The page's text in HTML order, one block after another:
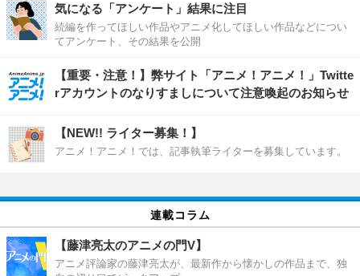
気になる「アンケート」結果に注目
続編を作ってほしい作品やアニメ化してほしい作品などについ
てアンケート、その結果を公開
【重要・注意！】弊サイト「アニメ！アニメ！」Twitte
rアカウントのなりすましについて注意喚起のお知らせ
【NEW!! ライター募集！】
アニメ！アニメ！では、記事執筆ライターを募集しています。
連載コラム
【藤津亮太のアニメの門V】
アニメ評論家の藤津亮太が、最新作から懐かしの作品まで、独